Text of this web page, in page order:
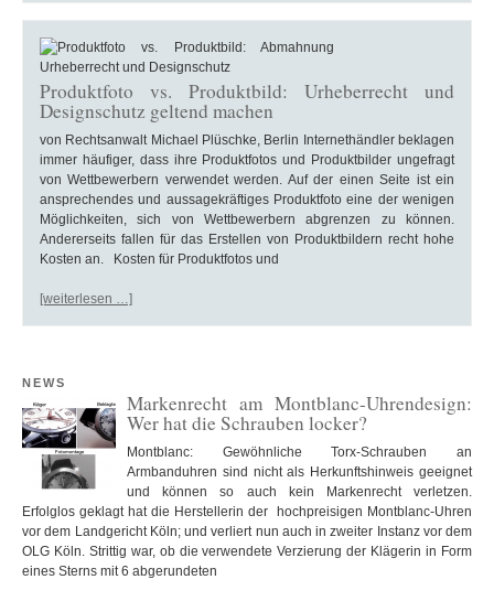
Produktfoto vs. Produktbild: Urheberrecht und
Designschutz geltend machen
von Rechtsanwalt Michael Plüschke, Berlin Internethändler beklagen
immer häufiger, dass ihre Produktfotos und Produktbilder ungefragt
von Wettbewerbern verwendet werden. Auf der einen Seite ist ein
ansprechendes und aussagekräftiges Produktfoto eine der wenigen
Möglichkeiten, sich von Wettbewerbern abgrenzen zu können.
Andererseits fallen für das Erstellen von Produktbildern recht hohe
Kosten an. Kosten für Produktfotos und
[weiterlesen …]
NEWS
Markenrecht am Montblanc-Uhrendesign:
Wer hat die Schrauben locker?
Montblanc: Gewöhnliche Torx-Schrauben an
Armbanduhren sind nicht als Herkunftshinweis geeignet
und können so auch kein Markenrecht verletzen.
Erfolglos geklagt hat die Herstellerin der hochpreisigen Montblanc-Uhren
vor dem Landgericht Köln; und verliert nun auch in zweiter Instanz vor dem
OLG Köln. Strittig war, ob die verwendete Verzierung der Klägerin in Form
eines Sterns mit 6 abgerundeten